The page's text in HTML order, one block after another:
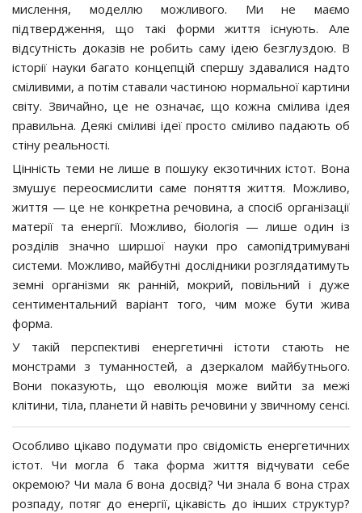
мислення, моделлю можливого. Ми не маємо
підтвердження, що такі форми життя існують. Але
відсутність доказів не робить саму ідею безглуздою. В
історії науки багато концепцій спершу здавалися надто
сміливими, а потім ставали частиною нормальної картини
світу. Звичайно, це не означає, що кожна смілива ідея
правильна. Деякі сміливі ідеї просто сміливо падають об
стіну реальності.
Цінність теми не лише в пошуку екзотичних істот. Вона
змушує переосмислити саме поняття життя. Можливо,
життя — це не конкретна речовина, а спосіб організації
матерії та енергії. Можливо, біологія — лише один із
розділів значно ширшої науки про самопідтримувані
системи. Можливо, майбутні дослідники розглядатимуть
земні організми як ранній, мокрий, повільний і дуже
сентиментальний варіант того, чим може бути жива
форма.
У такій перспективі енергетичні істоти стають не
монстрами з туманностей, а дзеркалом майбутнього.
Вони показують, що еволюція може вийти за межі
клітини, тіла, планети й навіть речовини у звичному сенсі.
Особливо цікаво подумати про свідомість енергетичних
істот. Чи могла б така форма життя відчувати себе
окремою? Чи мала б вона досвід? Чи знала б вона страх
розпаду, потяг до енергії, цікавість до інших структур?